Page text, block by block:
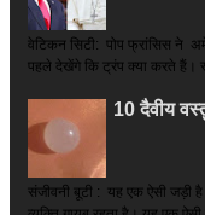
वेटिकन सिटी: पोप फ्रांसिस ने
पहले देखेंगे कि ट्रंप क्या करते हैं।
10 दैवीय
संजीवनी बूटी : यह एक ऐसी